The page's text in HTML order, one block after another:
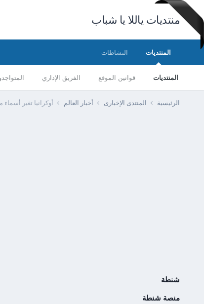
منتديات ياللا يا شباب
المنتديات
المنتديات قوانين الموقع الفريق الإداري
النشاطات
الرئيسية المنتدى الإخبارى أخبار العالم أوكرانيا تغير
شنطة
منصة شنطة